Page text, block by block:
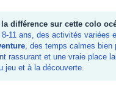
différence sur cette colo
11 ans, des activités variées
, des temps calmes bien
rassurant et une vraie place
jeu et à la découverte.